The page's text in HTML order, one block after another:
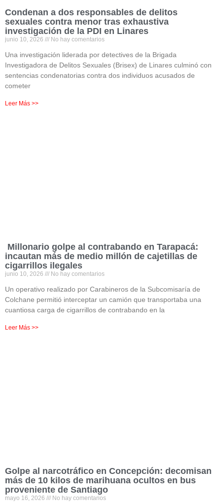
Condenan a dos responsables de delitos
sexuales contra menor tras exhaustiva
investigación de la PDI en Linares
junio 10, 2026 No hay comentarios
Una investigación liderada por detectives de la Brigada
Investigadora de Delitos Sexuales (Brisex) de Linares culminó con
sentencias condenatorias contra dos individuos acusados de
cometer
Leer Más >>
Millonario golpe al contrabando en Tarapacá:
incautan más de medio millón de cajetillas de
cigarrillos ilegales
junio 10, 2026 No hay comentarios
Un operativo realizado por Carabineros de la Subcomisaría de
Colchane permitió interceptar un camión que transportaba una
cuantiosa carga de cigarrillos de contrabando en la
Leer Más >>
Golpe al narcotráfico en Concepción: decomisan
más de 10 kilos de marihuana ocultos en bus
proveniente de Santiago
mayo 16, 2026 No hay comentarios